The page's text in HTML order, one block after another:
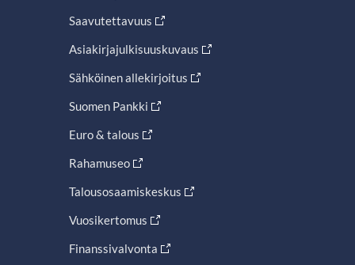
Saavutettavuus
Asiakirjajulkisuuskuvaus
Sähköinen allekirjoitus
Suomen Pankki
Euro & talous
Rahamuseo
Talousosaamiskeskus
Vuosikertomus
Finanssivalvonta